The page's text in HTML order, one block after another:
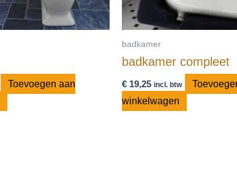
Toevoegen aan
badkamer
badkamer compleet
€19,25 incl. btw
winkelwagen